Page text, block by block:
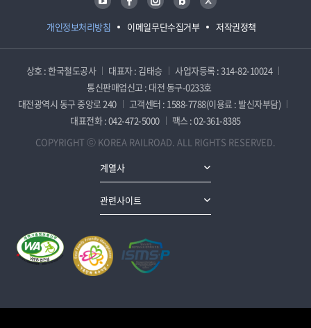
개인정보처리방침 이메일무단수집거부 저작권정책
상호 : 한국철도공사 대표자 : 김태승
사업자등록 : 314-82-10024
통신판매업신고 : 대전 동구-0233호
대전광역시 동구 중앙로 240
고객센터 : 1588-7788(이용료 : 발신자부담)
대표전화 : 042-472-5000
팩스 : 02-361-8385
COPYRIGHT ⓒ KOREA RAILROAD. ALL RIGHTS RESERVED.
계열사
관련사이트